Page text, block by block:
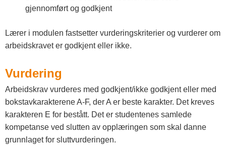
gjennomført og godkjent
Lærer i modulen fastsetter vurderingskriterier og vurderer om
arbeidskravet er godkjent eller ikke.
Vurdering
Arbeidskrav vurderes med godkjent/ikke godkjent eller med
bokstavkarakterene A-F, der A er beste karakter. Det kreves
karakteren E for bestått. Det er studentenes samlede
kompetanse ved slutten av opplæringen som skal danne
grunnlaget for sluttvurderingen.